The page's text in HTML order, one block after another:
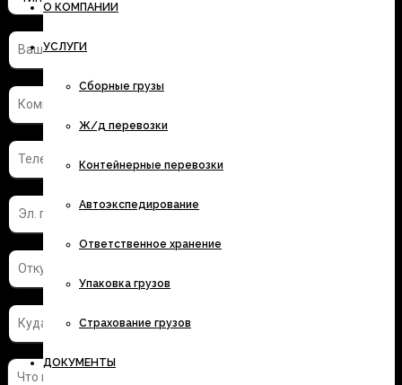
О КОМПАНИИ
УСЛУГИ
Сборные грузы
Ж/д перевозки
Контейнерные перевозки
Автоэкспедирование
Ответственное хранение
Упаковка грузов
Страхование грузов
ДОКУМЕНТЫ